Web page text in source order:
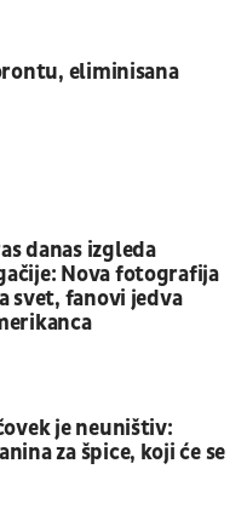
eliminisana
danas izgleda
Nova fotografija
svet, fanovi jedva
je neuništiv:
za špice, koji će se